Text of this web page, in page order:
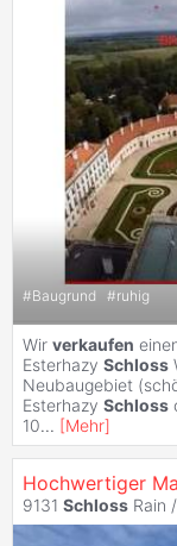
#Baugrund #ruhig
Wir verkaufen
Esterhazy Schloss
Neubaugebiet
Esterhazy Schloss
10... [Mehr]
9131 Schloss Rain